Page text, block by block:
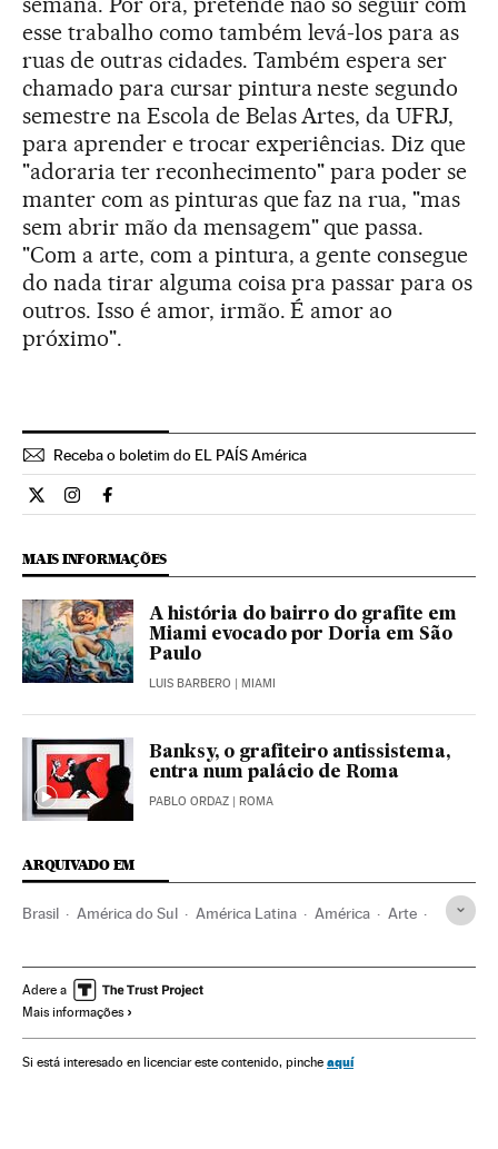
esse trabalho como também levá-los para as
ruas de outras cidades. Também espera ser
chamado para cursar pintura neste segundo
semestre na Escola de Belas Artes, da UFRJ,
para aprender e trocar experiências. Diz que
"adoraria ter reconhecimento" para poder se
manter com as pinturas que faz na rua, "mas
sem abrir mão da mensagem" que passa.
"Com a arte, com a pintura, a gente consegue
do nada tirar alguma coisa pra passar para os
outros. Isso é amor, irmão. É amor ao
próximo".
Receba o boletim do EL PAÍS América
Cultura El País Brasil en Twitter
Cultura El País Brasil en Instagram
Cultura El País Brasil en Facebook
MAIS INFORMAÇÕES
A história do bairro do grafite em
Miami evocado por Doria em São
Paulo
LUIS BARBERO | MIAMI
Banksy, o grafiteiro antissistema,
entra num palácio de Roma
PABLO ORDAZ | ROMA
ARQUIVADO EM
Brasil América do Sul América Latina América Arte
Pintura mural Rio de Janeiro
Estado Rio de Janeiro
Pobreza Planeta Futuro
Adere a
Mais informações
Si está interesado en licenciar este contenido, pinche aquí